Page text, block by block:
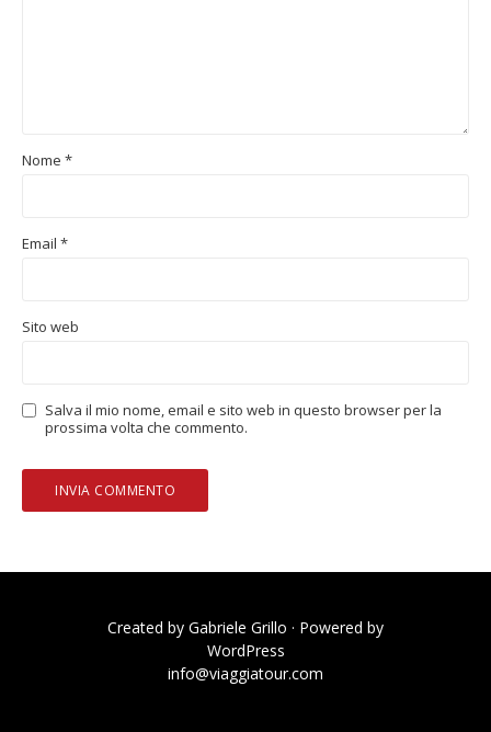
Nome *
Email *
Sito web
Salva il mio nome, email e sito web in questo browser per la
prossima volta che commento.
Created by Gabriele Grillo · Powered by
WordPress
info@viaggiatour.com